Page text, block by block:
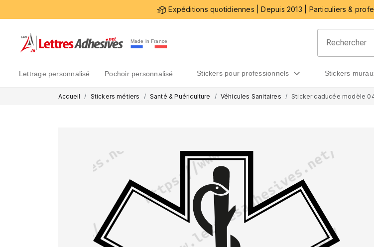
Expéditions quotidiennes | Depuis 2013 | Particuliers &
Made in France
lettrage personnalisé pochoir personnalisé stickers pour professionnels stickers
Accueil Stickers métiers Santé & Puériculture Véhicules Sanitaires Sticker caducée modèle